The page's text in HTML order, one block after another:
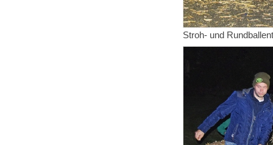
Stroh- und